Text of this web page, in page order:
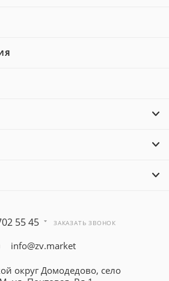
55 45 ЗАКАЗАТЬ ЗВОНОК
info@zv.market
округ Домодедово, село